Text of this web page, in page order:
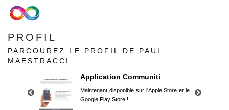
PROFIL
PARCOUREZ LE PROFIL DE PAUL
MAESTRACCI
Application Communiti
Maintenant disponible sur l'Apple Store et le
Google Play Store !